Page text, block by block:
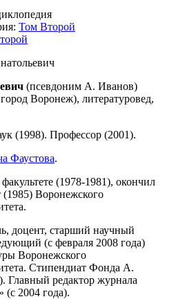
Том Второй
(псевдоним А. Иванов)
Воронеж), литературовед,
(1998). Профессор (2001).
Фаустова.
(1978-1981), окончил
(1985) Воронежского
доцент, старший научный
(с февраля 2008 года)
Воронежского
Стипендиат Фонда А.
редактор журнала
(с 2004 года).